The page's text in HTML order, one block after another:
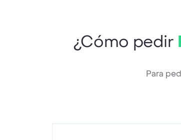
¿Cómo pedir
Para